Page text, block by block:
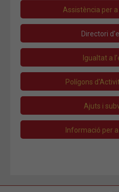
Assistència per
Directori
Igualtat a
Polígons
Ajuts i
Informació per